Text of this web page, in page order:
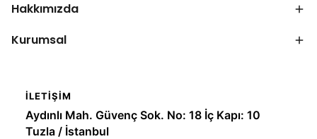
Hakkımızda
Kurumsal
İLETIŞIM
Aydınlı Mah. Güvenç Sok. No: 18 İç Kapı: 10
Tuzla / İstanbul